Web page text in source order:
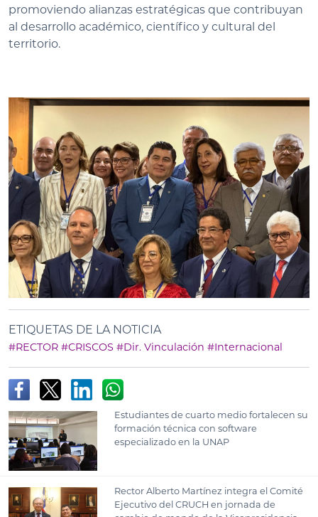
promoviendo alianzas estratégicas que contribuyan
al desarrollo académico, científico y cultural del
territorio.
ETIQUETAS DE LA NOTICIA
#RECTOR #CRISCOS #Dir. Vinculación #Internacional
Estudiantes de cuarto medio fortalecen su
formación técnica con software
especializado en la UNAP
Rector Alberto Martínez integra el Comité
Ejecutivo del CRUCH en jornada de